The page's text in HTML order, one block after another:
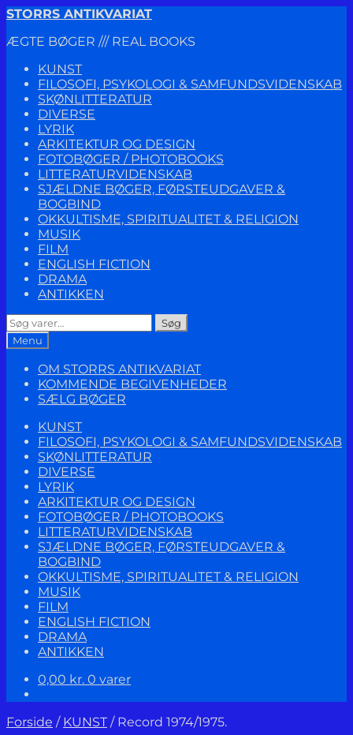
Spring
navigation
Spring
indhold
STORRS ANTIKVARIAT
ÆGTE BØGER /// REAL BOOKS
KUNST
FILOSOFI, PSYKOLOGI & SAMFUNDSVIDENSKAB
SKØNLITTERATUR
DIVERSE
LYRIK
ARKITEKTUR OG DESIGN
FOTOBØGER / PHOTOBOOKS
LITTERATURVIDENSKAB
SJÆLDNE BØGER, FØRSTEUDGAVER &
BOGBIND
OKKULTISME, SPIRITUALITET & RELIGION
MUSIK
FILM
ENGLISH FICTION
DRAMA
ANTIKKEN
Søg
efter:
Søg
Menu
OM STORRS ANTIKVARIAT
KOMMENDE BEGIVENHEDER
SÆLG BØGER
KUNST
FILOSOFI, PSYKOLOGI & SAMFUNDSVIDENSKAB
SKØNLITTERATUR
DIVERSE
LYRIK
ARKITEKTUR OG DESIGN
FOTOBØGER / PHOTOBOOKS
LITTERATURVIDENSKAB
SJÆLDNE BØGER, FØRSTEUDGAVER &
BOGBIND
OKKULTISME, SPIRITUALITET & RELIGION
MUSIK
FILM
ENGLISH FICTION
DRAMA
ANTIKKEN
0,00 kr. 0 varer
Forside / KUNST / Record 1974/1975.